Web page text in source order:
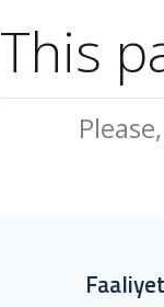
This